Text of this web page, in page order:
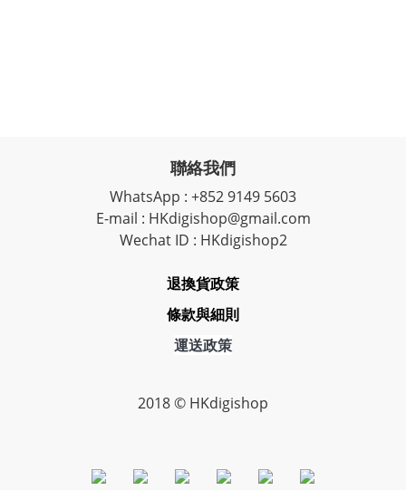
聯絡我們
WhatsApp : +852 9149 5603
E-mail : HKdigishop@gmail.com
Wechat ID : HKdigishop2
退換貨政策
條款與細則
運送政策
2018 © HKdigishop